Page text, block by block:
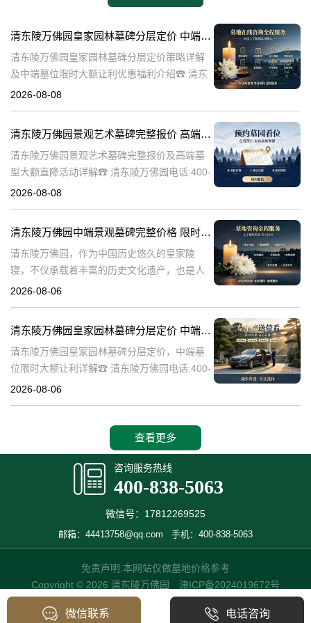
清东陵万佛园皇家园林墓碑分层定价 中端墓位限时大额让利详解及优惠福利
清东陵万佛园皇家园林墓碑分层定价策略详解
及中端墓位限时大额让利优惠福利介绍☎ 清东
陵万佛园电话:400-838-5063清东陵万佛园，作
2026-08-08
清东陵万佛园景观艺术墓碑完整报价 高端墓型大额直降活动详解
清东陵万佛园景观艺术墓碑完整报价及高端墓
型大额直降活动详解☎ 清东陵万佛园电话:400-
838-5063清东陵万佛园，作为中国历史悠久的
2026-08-08
清东陵万佛园中端景观墓碑完整价格 限时减免多年管理费详解
清东陵万佛园，作为中国历史悠久的皇家陵
寝，不仅承载着丰富的历史文化遗产，也是人
们缅怀先人、寄托哀思的重要场所。近年来，
清
2026-08-06
清东陵万佛园皇家园林墓碑分层定价 中端墓位限时大额让利详解
清东陵万佛园皇家园林墓碑分层定价，中端墓
位限时大额让利详解☎ 清东陵万佛园电话:400-
838-5063清东陵万佛园，作为中国历史上著名
2026-08-06
查看更多
咨询服务热线
400-838-5063
微信号：17812269525
邮箱：44413758@qq.com 手机：400-838-5063
免责声明:本网站仅做墓地价格参考
Copyright © 2026 清东陵万佛园 津ICP备2024019672号
微信联系 电话咨询